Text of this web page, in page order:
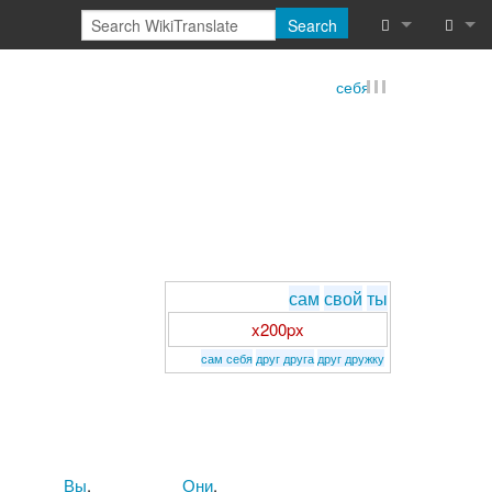
Search
себя
сам свой ты
x200px
сам себядруг другадруг дружку
Вы.
Они.